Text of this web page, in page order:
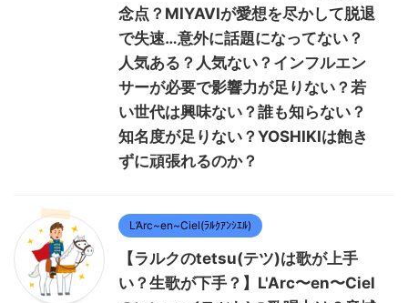
念点？MIYAVIが愛想を尽かして脱退
で失速…意外に話題になってない？
人気ある？人気ない？インフルエン
サーが必要で影響力が足りない？若
い世代は興味ない？誰も知らない？
知名度が足りない？YOSHIKIは飽き
ずに頑張れるのか？
L’Arc~en~Ciel(ﾗﾙｸｱﾝｼｴﾙ)
【ラルクのtetsu(テツ)は歌が上手
い？生歌が下手？】L'Arc〜en〜Ciel